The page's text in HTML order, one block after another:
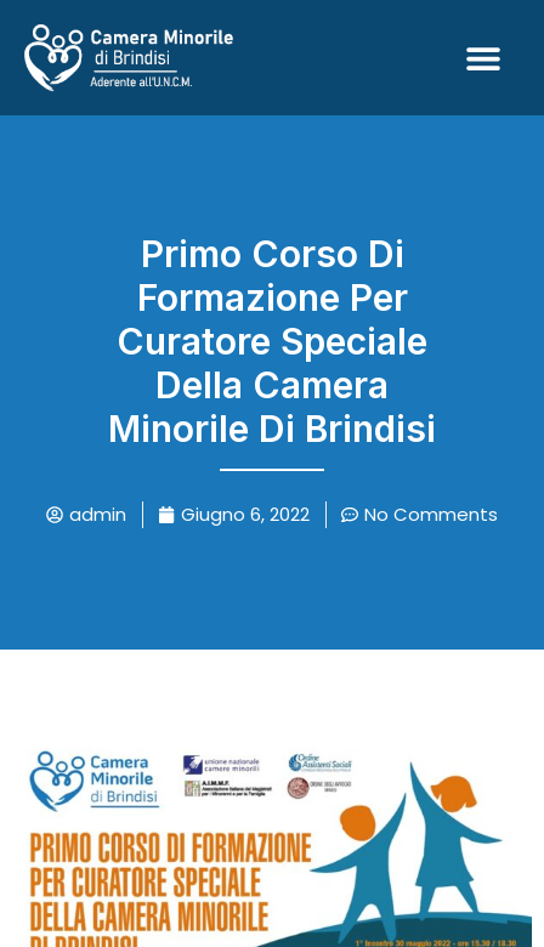
Primo Corso Di
Formazione Per
Curatore Speciale
Della Camera
Minorile Di Brindisi
admin Giugno 6, 2022 No Comments